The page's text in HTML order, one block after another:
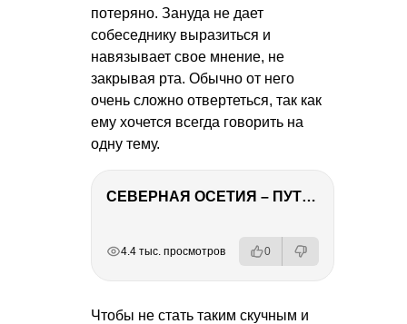
потеряно. Зануда не дает
собеседнику выразиться и
навязывает свое мнение, не
закрывая рта. Обычно от него
очень сложно отвертеться, так как
ему хочется всегда говорить на
одну тему.
СЕВЕРНАЯ ОСЕТИЯ – ПУТЕШЕСТВИЕ НА КАВКАЗ часть 4
4.4 тыс. просмотров 0
Чтобы не стать таким скучным и